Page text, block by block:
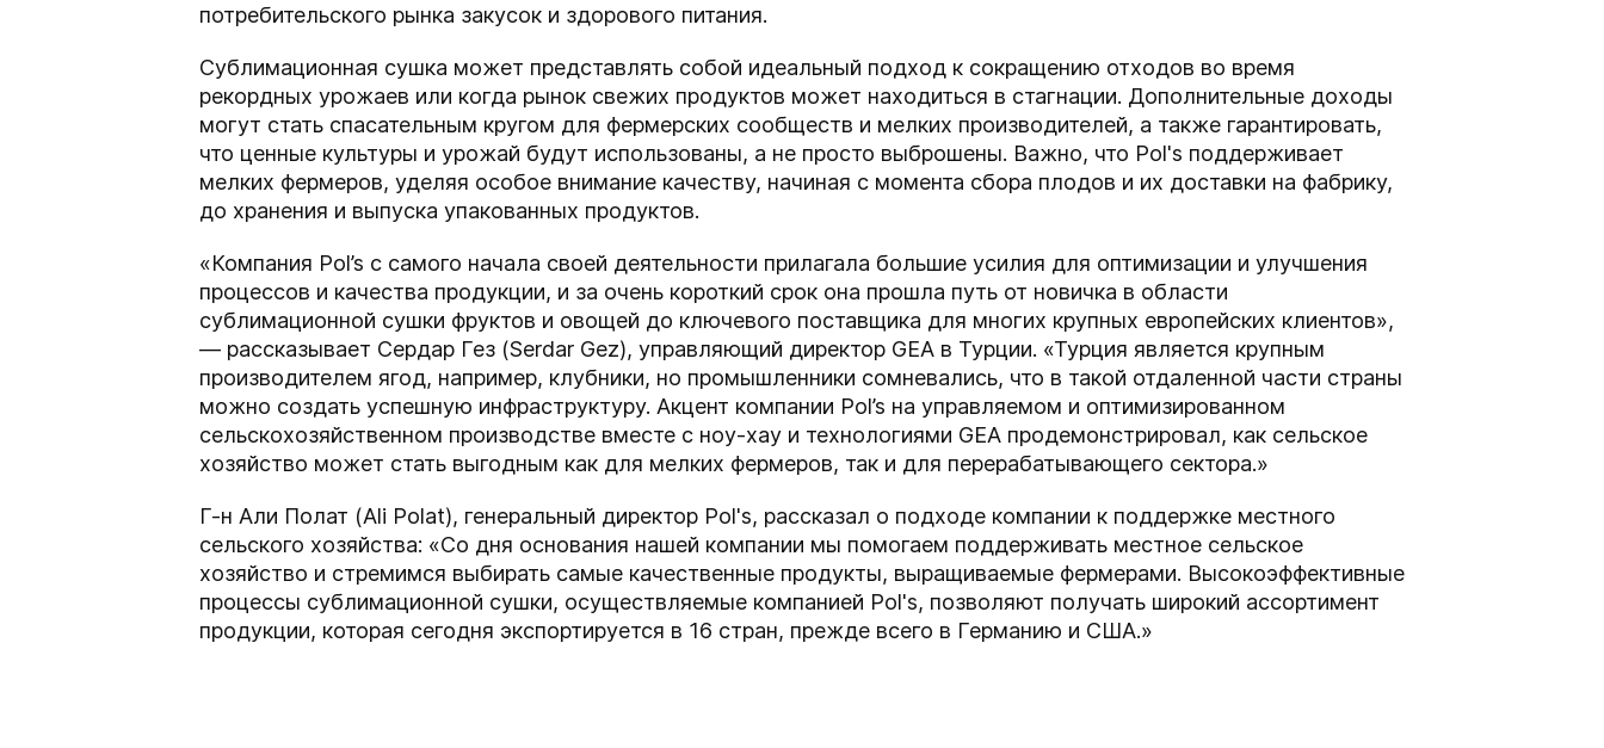
потребительского рынка закусок и здорового питания.
Сублимационная сушка может представлять собой идеальный подход к сокращению отходов во время
рекордных урожаев или когда рынок свежих продуктов может находиться в стагнации. Дополнительные доходы
могут стать спасательным кругом для фермерских сообществ и мелких производителей, а также гарантировать,
что ценные культуры и урожай будут использованы, а не просто выброшены. Важно, что Pol's поддерживает
мелких фермеров, уделяя особое внимание качеству, начиная с момента сбора плодов и их доставки на фабрику,
до хранения и выпуска упакованных продуктов.
«Компания Pol’s с самого начала своей деятельности прилагала большие усилия для оптимизации и улучшения
процессов и качества продукции, и за очень короткий срок она прошла путь от новичка в области
сублимационной сушки фруктов и овощей до ключевого поставщика для многих крупных европейских клиентов»,
— рассказывает Сердар Гез (Serdar Gez), управляющий директор GEA в Турции. «Турция является крупным
производителем ягод, например, клубники, но промышленники сомневались, что в такой отдаленной части страны
можно создать успешную инфраструктуру. Акцент компании Pol’s на управляемом и оптимизированном
сельскохозяйственном производстве вместе с ноу-хау и технологиями GEA продемонстрировал, как сельское
хозяйство может стать выгодным как для мелких фермеров, так и для перерабатывающего сектора.»
Г-н Али Полат (Ali Polat), генеральный директор Pol's, рассказал о подходе компании к поддержке местного
сельского хозяйства: «Со дня основания нашей компании мы помогаем поддерживать местное сельское
хозяйство и стремимся выбирать самые качественные продукты, выращиваемые фермерами. Высокоэффективные
процессы сублимационной сушки, осуществляемые компанией Pol's, позволяют получать широкий ассортимент
продукции, которая сегодня экспортируется в 16 стран, прежде всего в Германию и США.»